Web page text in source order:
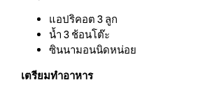
แอปริคอต 3 ลูก
น้ำ 3 ช้อนโต๊ะ
ซินนามอนนิดหน่อย
เตรียมทำอาหาร